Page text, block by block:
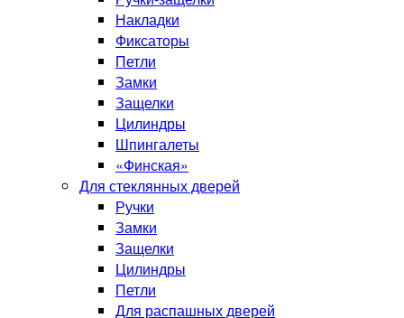
Накладки
Фиксаторы
Петли
Замки
Защелки
Цилиндры
Шпингалеты
«Финская»
Для стеклянных дверей
Ручки
Замки
Защелки
Цилиндры
Петли
Для распашных дверей